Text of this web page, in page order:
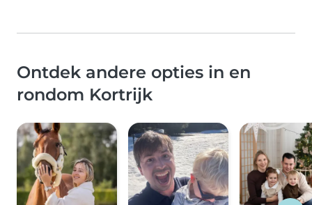
Ontdek andere opties in en
rondom Kortrijk